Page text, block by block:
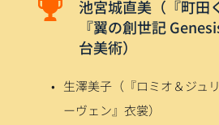
池宮城直美（『町田
『翼の創世記
台美術）
生澤美子（『ロミオ＆ジュ
ーヴェン』衣裳）